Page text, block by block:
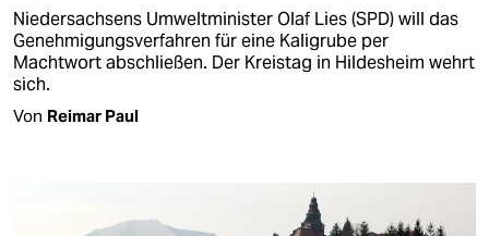
Niedersachsens Umweltminister Olaf Lies (SPD) will das
Genehmigungsverfahren für eine Kaligrube per
Machtwort abschließen. Der Kreistag in Hildesheim wehrt
sich.
Von Reimar Paul